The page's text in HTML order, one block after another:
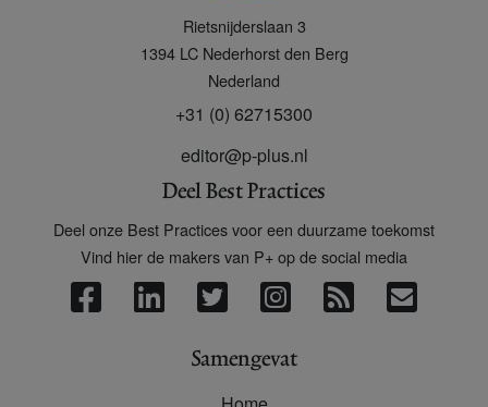
Rietsnijderslaan 3
1394 LC Nederhorst den Berg
Nederland
+31 (0) 62715300
editor@p-plus.nl
Deel Best Practices
Deel onze Best Practices voor een duurzame toekomst
Vind hier de makers van P+ op de social media
Samengevat